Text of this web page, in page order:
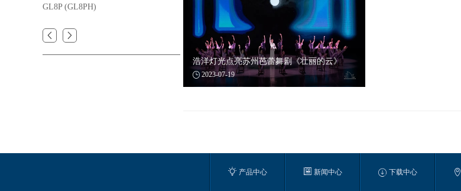
GL8P (GL8PH)
 
浩洋灯光点亮苏州芭蕾舞剧《壮丽的云》
 2023-07-19
 产品中心  新闻中心  下载中心 